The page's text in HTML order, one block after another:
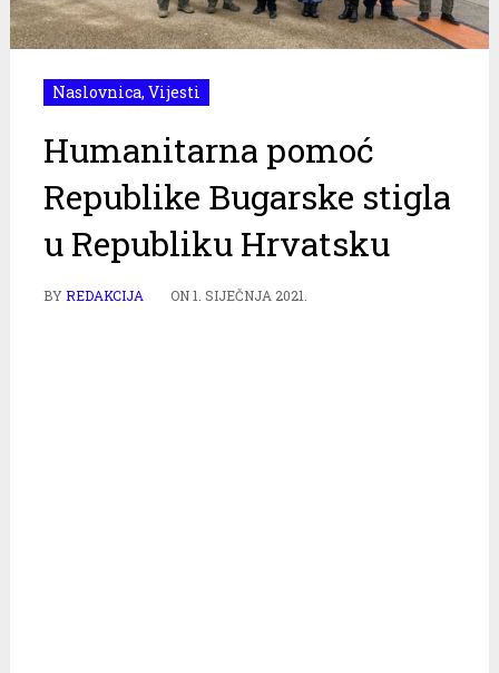
Naslovnica, Vijesti
Humanitarna pomoć
Republike Bugarske stigla
u Republiku Hrvatsku
BYREDAKCIJA ON1. SIJEČNJA 2021.